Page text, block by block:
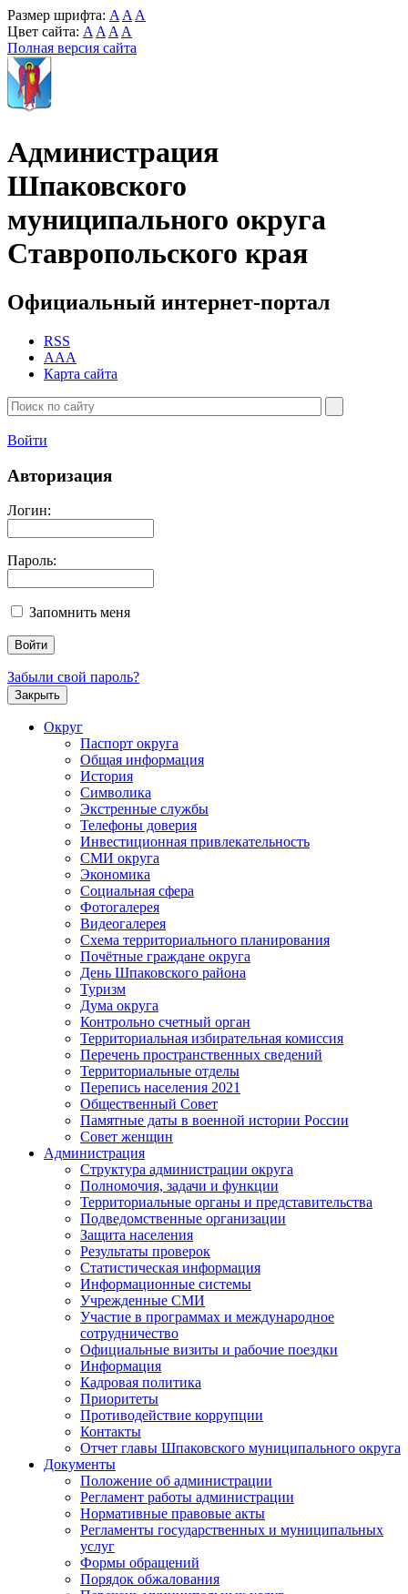
Размер шрифта: A A A
Цвет сайта: A A A A
Полная версия сайта
Администрация
Шпаковского
муниципального округа
Ставропольского края
Официальный интернет-портал
RSS
AAA
Карта сайта
Войти
Авторизация
Логин:
Пароль:
Запомнить меня
Забыли свой пароль?
Закрыть
Округ
Паспорт округа
Общая информация
История
Символика
Экстренные службы
Телефоны доверия
Инвестиционная привлекательность
СМИ округа
Экономика
Социальная сфера
Фотогалерея
Видеогалерея
Схема территориального планирования
Почётные граждане округа
День Шпаковского района
Туризм
Дума округа
Контрольно счетный орган
Территориальная избирательная комиссия
Перечень пространственных сведений
Территориальные отделы
Перепись населения 2021
Общественный Совет
Памятные даты в военной истории России
Совет женщин
Администрация
Структура администрации округа
Полномочия, задачи и функции
Территориальные органы и представительства
Подведомственные организации
Защита населения
Результаты проверок
Статистическая информация
Информационные системы
Учрежденные СМИ
Участие в программах и международное
сотрудничество
Официальные визиты и рабочие поездки
Информация
Кадровая политика
Приоритеты
Противодействие коррупции
Контакты
Отчет главы Шпаковского муниципального округа
Документы
Положение об администрации
Регламент работы администрации
Нормативные правовые акты
Регламенты государственных и муниципальных
услуг
Формы обращений
Порядок обжалования